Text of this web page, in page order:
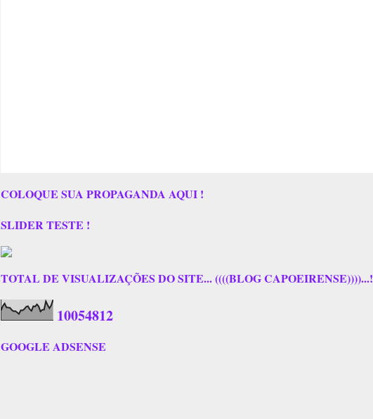
COLOQUE SUA PROPAGANDA AQUI !
SLIDER TESTE !
TOTAL DE VISUALIZAÇÕES DO SITE... ((((BLOG CAPOEIRENSE))))...!
10054812
GOOGLE ADSENSE